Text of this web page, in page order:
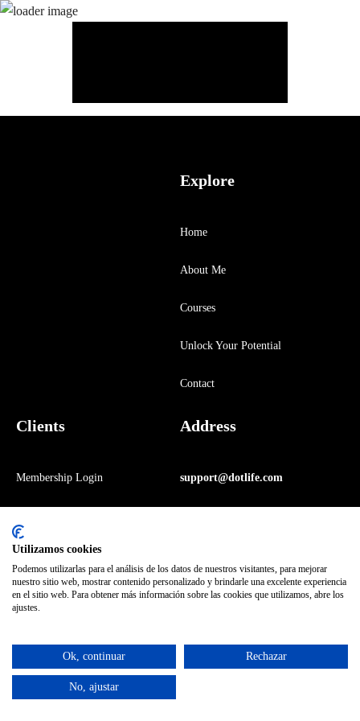
Explore
Home
About Me
Courses
Unlock Your Potential
Contact
Clients
Membership Login
Terms of Services
Table of Contents
Address
support@dotlife.com
Get Direction
© Copyright DotLife WordPress theme All rights reserved.
Utilizamos cookies
Podemos utilizarlas para el análisis de los datos de nuestros visitantes, para mejorar
nuestro sitio web, mostrar contenido personalizado y brindarle una excelente experiencia
en el sitio web. Para obtener más información sobre las cookies que utilizamos, abre los
ajustes.
Ok, continuar Rechazar
No, ajustar